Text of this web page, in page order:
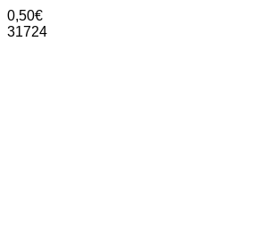
0,50€
31724